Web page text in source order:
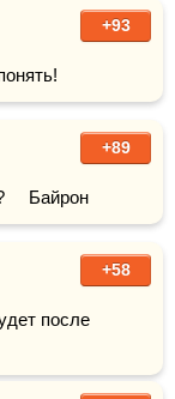
+93
+89
Байрон
+58